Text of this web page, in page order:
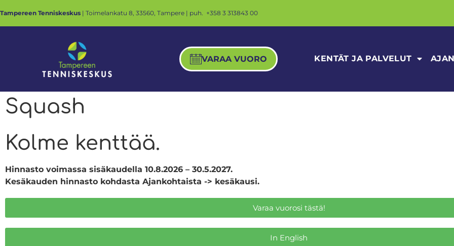
Tampereen Tenniskeskus | Toimelankatu 8, 33560, Tampere | puh. +358 3 313843 00
VARAA VUORO KENTÄT JA PALVELUT
Squash
Kolme kenttää.
Hinnasto voimassa sisäkaudella 10.8.2026 – 30.5.2027.
Kesäkauden hinnasto kohdasta Ajankohtaista -> kesäkausi.
Varaa vuorosi tästä!
In English